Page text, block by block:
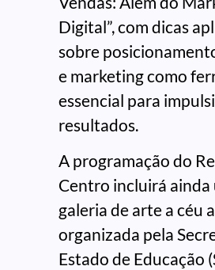
Digital”, com dicas
sobre
e marketing como
essencial para
resultados.
A programação do
Centro incluirá ainda
galeria de arte a céu
organizada pela
Estado de Educação